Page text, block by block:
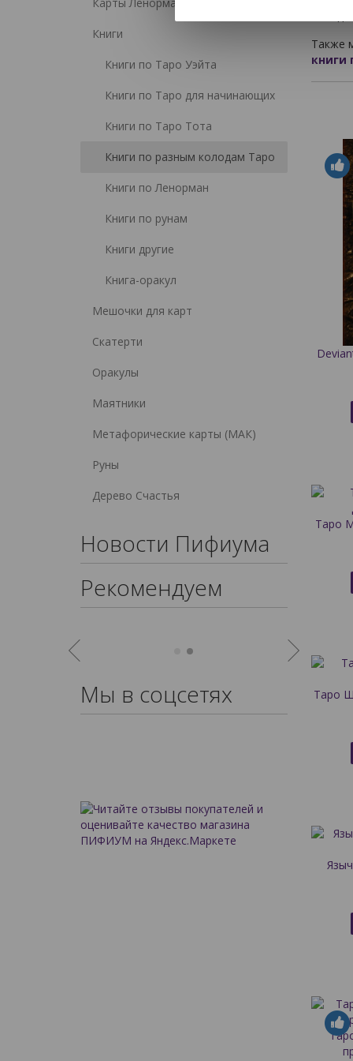
Книги
Книги по Таро Уэйта
Книги по Таро для начинающих
Книги по Таро Тота
Книги по разным колодам Таро
Книги по Ленорман
Книги по рунам
Книги другие
Книга-оракул
Мешочки для карт
Скатерти
Оракулы
Маятники
Метафорические карты (МАК)
Руны
Дерево Счастья
Новости Пифиума
Рекомендуем
Мы в соцсетях
Также
книги
Таро
Таро